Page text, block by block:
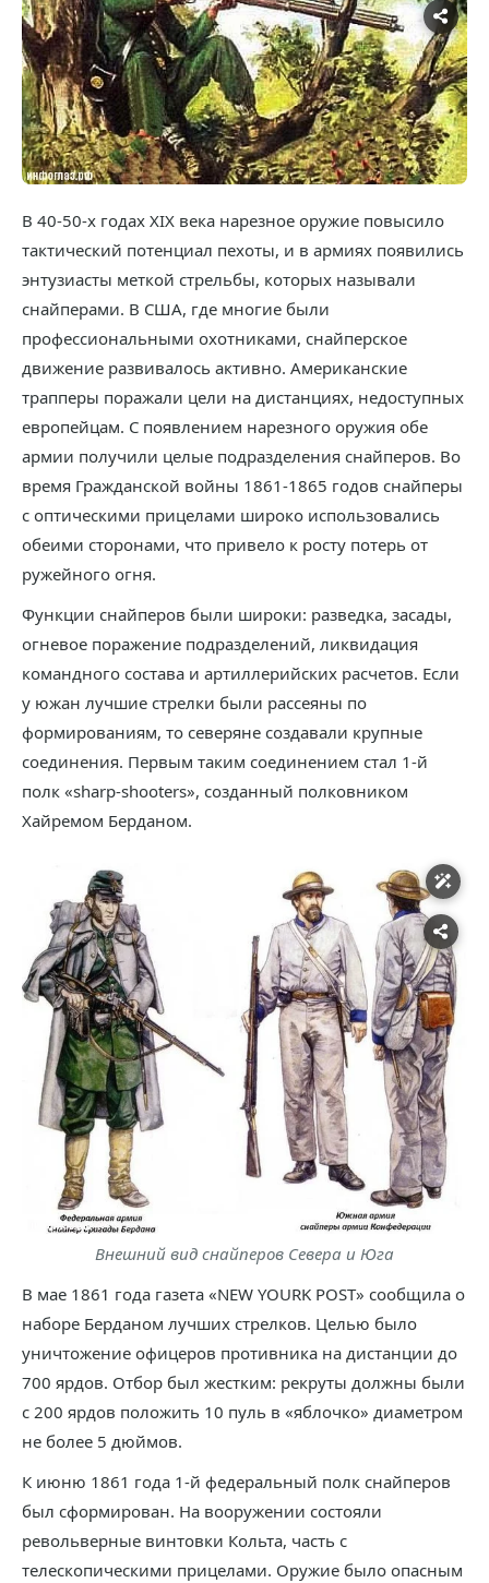
В 40-50-х годах XIX века нарезное оружие повысило
тактический потенциал пехоты, и в армиях появились
энтузиасты меткой стрельбы, которых называли
снайперами. В США, где многие были
профессиональными охотниками, снайперское
движение развивалось активно. Американские
трапперы поражали цели на дистанциях, недоступных
европейцам. С появлением нарезного оружия обе
армии получили целые подразделения снайперов. Во
время Гражданской войны 1861-1865 годов снайперы
с оптическими прицелами широко использовались
обеими сторонами, что привело к росту потерь от
ружейного огня.
Функции снайперов были широки: разведка, засады,
огневое поражение подразделений, ликвидация
командного состава и артиллерийских расчетов. Если
у южан лучшие стрелки были рассеяны по
формированиям, то северяне создавали крупные
соединения. Первым таким соединением стал 1-й
полк «sharp-shooters», созданный полковником
Хайремом Берданом.
Внешний вид снайперов Севера и Юга
В мае 1861 года газета «NEW YOURK POST» сообщила о
наборе Берданом лучших стрелков. Целью было
уничтожение офицеров противника на дистанции до
700 ярдов. Отбор был жестким: рекруты должны были
с 200 ярдов положить 10 пуль в «яблочко» диаметром
не более 5 дюймов.
К июню 1861 года 1-й федеральный полк снайперов
был сформирован. На вооружении состояли
револьверные винтовки Кольта, часть с
телескопическими прицелами. Оружие было опасным